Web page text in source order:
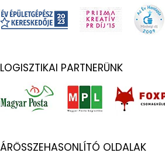
LOGISZTIKAI PARTNERÜNK
ÁRÖSSZEHASONLÍTÓ OLDALAK